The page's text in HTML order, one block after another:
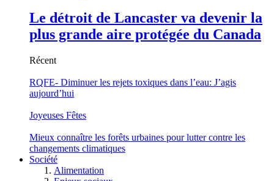
Le détroit de Lancaster va devenir la
plus grande aire protégée du Canada
Récent
RQFE- Diminuer les rejets toxiques dans l’eau: J’agis
aujourd’hui
Joyeuses Fêtes
Mieux connaître les forêts urbaines pour lutter contre les
changements climatiques
Société
Alimentation